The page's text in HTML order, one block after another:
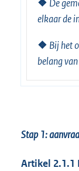
❖ De
elkaar de
❖ Bij het
belang
Stap 1:
Artikel 2.1.1